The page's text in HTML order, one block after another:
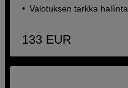
Valotuksen tarkka hallinta
133 EUR